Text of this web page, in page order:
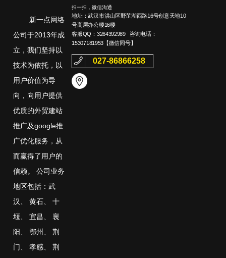
新一点网络
公司于2013年成
立，我们坚持以
技术为依托，以
用户价值为导
向，向用户提供
优质的外贸建站
推广及google推
广优化服务，从
而赢得了用户的
信赖。 公司业务
地区包括：武
汉、 黄石、
十
堰、 宜昌、
襄
阳、 鄂州 、
荆
门、 孝感、
荆
扫一扫，微信沟通
地址：武汉市洪山区野芷湖西路16号创意天地10
号高层办公楼16楼
客服QQ： 3264392989咨询电话：
15307181953 【微信同号】
027-86866258